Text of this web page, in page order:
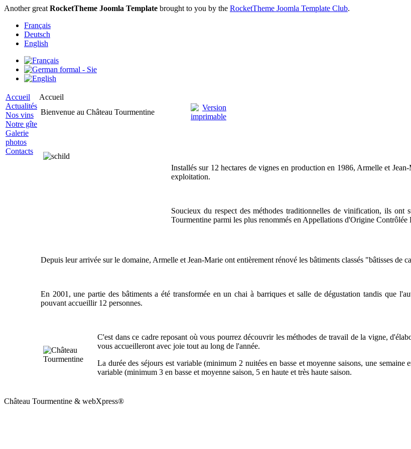
Another great RocketTheme Joomla Template brought to you by the RocketTheme Joomla Template Club.
Français
Deutsch
English
Accueil
Actualités
Nos vins
Notre gîte
Galerie
photos
Contacts
Accueil
Bienvenue au Château Tourmentine
Installés sur 12 hectares de vignes en production en 1986, Armelle et
exploitation.
Soucieux du respect des méthodes traditionnelles de vinification, ils
Tourmentine parmi les plus renommés en Appellations d'Origine
Depuis leur arrivée sur le domaine, Armelle et Jean-Marie ont entièrement rénové les bâtiments classés "bâtisses de
En 2001, une partie des bâtiments a été transformée en un chai à barriques et salle de dégustation tandis que
pouvant accueillir 12 personnes.
C'est dans ce cadre reposant où vous pourrez découvrir les méthodes de travail de la vigne,
vous accueilleront avec joie tout au long de l'année.
La durée des séjours est variable (minimum 2 nuitées en basse et moyenne saisons, une
variable (minimum 3 en basse et moyenne saison, 5 en haute et très haute saison.
Château Tourmentine & webXpress®